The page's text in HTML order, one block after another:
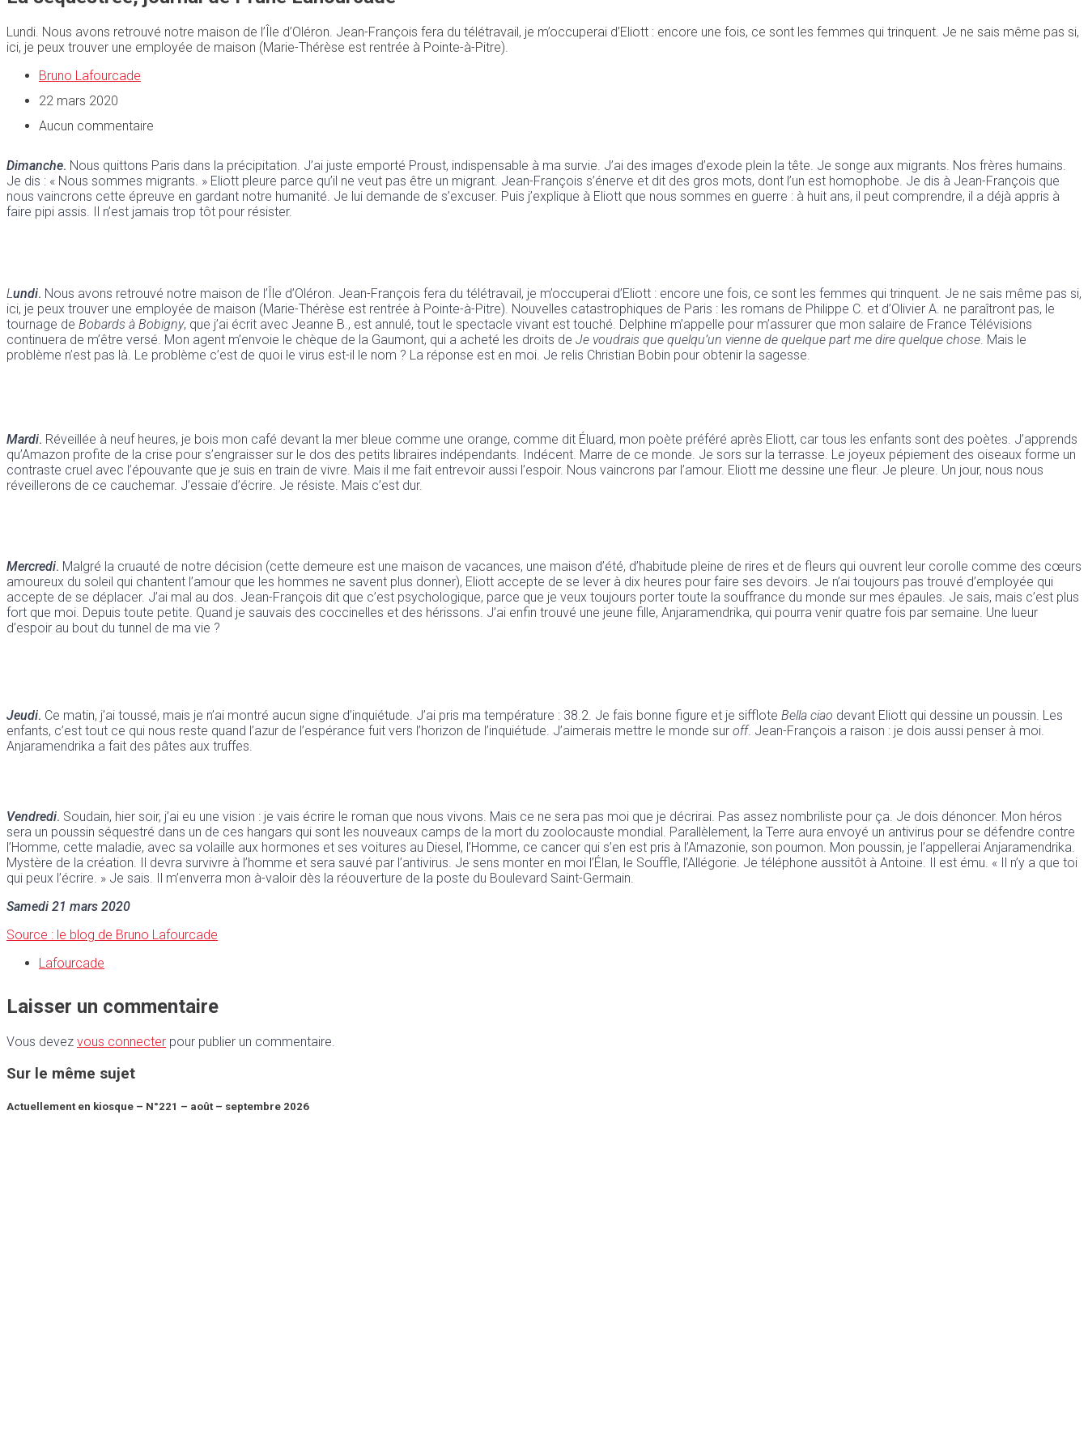
Lundi. Nous avons retrouvé notre maison de l’Île d’Oléron. Jean-François fera du télétravail, je m’occuperai d’Eliott : encore une fois, ce sont les femmes qui trinquent. Je ne sais même pas si,
ici, je peux trouver une employée de maison (Marie-Thérèse est rentrée à Pointe-à-Pitre).
Bruno Lafourcade
22 mars 2020
Aucun commentaire
Dimanche. Nous quittons Paris dans la précipitation. J’ai juste emporté Proust, indispensable à ma survie. J’ai des images d’exode plein la tête. Je songe aux migrants. Nos frères humains.
Je dis : « Nous sommes migrants. » Eliott pleure parce qu’il ne veut pas être un migrant. Jean-François s’énerve et dit des gros mots, dont l’un est homophobe. Je dis à Jean-François que
nous vaincrons cette épreuve en gardant notre humanité. Je lui demande de s’excuser. Puis j’explique à Eliott que nous sommes en guerre : à huit ans, il peut comprendre, il a déjà appris à
faire pipi assis. Il n’est jamais trop tôt pour résister.
Lundi. Nous avons retrouvé notre maison de l’Île d’Oléron. Jean-François fera du télétravail, je m’occuperai d’Eliott : encore une fois, ce sont les femmes qui trinquent. Je ne sais même pas si,
ici, je peux trouver une employée de maison (Marie-Thérèse est rentrée à Pointe-à-Pitre). Nouvelles catastrophiques de Paris : les romans de Philippe C. et d’Olivier A. ne paraîtront pas, le
tournage de Bobards à Bobigny, que j’ai écrit avec Jeanne B., est annulé, tout le spectacle vivant est touché. Delphine m’appelle pour m’assurer que mon salaire de France Télévisions
continuera de m’être versé. Mon agent m’envoie le chèque de la Gaumont, qui a acheté les droits de Je voudrais que quelqu’un vienne de quelque part me dire quelque chose. Mais le
problème n’est pas là. Le problème c’est de quoi le virus est-il le nom ? La réponse est en moi. Je relis Christian Bobin pour obtenir la sagesse.
Mardi. Réveillée à neuf heures, je bois mon café devant la mer bleue comme une orange, comme dit Éluard, mon poète préféré après Eliott, car tous les enfants sont des poètes. J’apprends
qu’Amazon profite de la crise pour s’engraisser sur le dos des petits libraires indépendants. Indécent. Marre de ce monde. Je sors sur la terrasse. Le joyeux pépiement des oiseaux forme un
contraste cruel avec l’épouvante que je suis en train de vivre. Mais il me fait entrevoir aussi l’espoir. Nous vaincrons par l’amour. Eliott me dessine une fleur. Je pleure. Un jour, nous nous
réveillerons de ce cauchemar. J’essaie d’écrire. Je résiste. Mais c’est dur.
Mercredi. Malgré la cruauté de notre décision (cette demeure est une maison de vacances, une maison d’été, d’habitude pleine de rires et de fleurs qui ouvrent leur corolle comme des cœurs
amoureux du soleil qui chantent l’amour que les hommes ne savent plus donner), Eliott accepte de se lever à dix heures pour faire ses devoirs. Je n’ai toujours pas trouvé d’employée qui
accepte de se déplacer. J’ai mal au dos. Jean-François dit que c’est psychologique, parce que je veux toujours porter toute la souffrance du monde sur mes épaules. Je sais, mais c’est plus
fort que moi. Depuis toute petite. Quand je sauvais des coccinelles et des hérissons. J’ai enfin trouvé une jeune fille, Anjaramendrika, qui pourra venir quatre fois par semaine. Une lueur
d’espoir au bout du tunnel de ma vie ?
Jeudi. Ce matin, j’ai toussé, mais je n’ai montré aucun signe d’inquiétude. J’ai pris ma température : 38.2. Je fais bonne figure et je sifflote Bella ciao devant Eliott qui dessine un poussin. Les
enfants, c’est tout ce qui nous reste quand l’azur de l’espérance fuit vers l’horizon de l’inquiétude. J’aimerais mettre le monde sur off. Jean-François a raison : je dois aussi penser à moi.
Anjaramendrika a fait des pâtes aux truffes.
Vendredi. Soudain, hier soir, j’ai eu une vision : je vais écrire le roman que nous vivons. Mais ce ne sera pas moi que je décrirai. Pas assez nombriliste pour ça. Je dois dénoncer. Mon héros
sera un poussin séquestré dans un de ces hangars qui sont les nouveaux camps de la mort du zoolocauste mondial. Parallèlement, la Terre aura envoyé un antivirus pour se défendre contre
l’Homme, cette maladie, avec sa volaille aux hormones et ses voitures au Diesel, l’Homme, ce cancer qui s’en est pris à l’Amazonie, son poumon. Mon poussin, je l’appellerai Anjaramendrika.
Mystère de la création. Il devra survivre à l’homme et sera sauvé par l’antivirus. Je sens monter en moi l’Élan, le Souffle, l’Allégorie. Je téléphone aussitôt à Antoine. Il est ému. « Il n’y a que toi
qui peux l’écrire. » Je sais. Il m’enverra mon à-valoir dès la réouverture de la poste du Boulevard Saint-Germain.
Samedi 21 mars 2020
Source : le blog de Bruno Lafourcade
Lafourcade
Laisser un commentaire
Vous devez vous connecter pour publier un commentaire.
Sur le même sujet
Actuellement en kiosque – N°221 – août – septembre 2026